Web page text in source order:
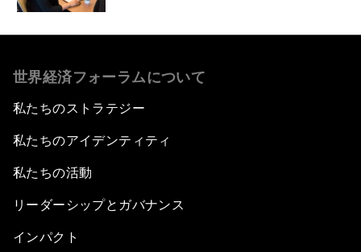
世界経済フォーラムについて
私たちのストラテジー
私たちのアイデンティティ
私たちの活動
リーダーシップとガバナンス
インパクト